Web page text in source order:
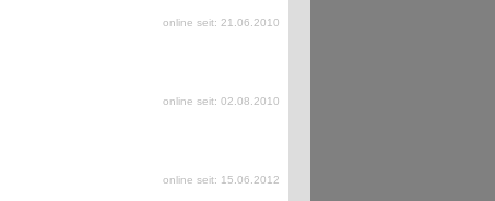
online seit: 21.06.2010
online seit: 02.08.2010
online seit: 15.06.2012